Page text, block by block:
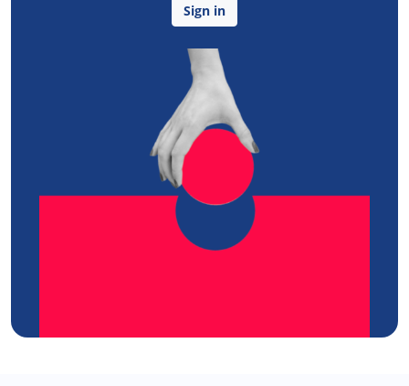
Sign in